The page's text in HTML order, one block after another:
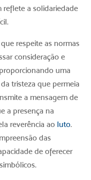
reflete a solidariedade
respeite as normas
consideração e
uma
tristeza que permeia
a mensagem de
a presença na
reverência ao luto.
das
de oferecer